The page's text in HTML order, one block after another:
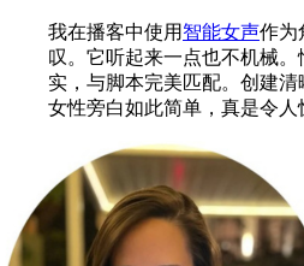
我在播客中使用智能女声作为
叹。它听起来一点也不机械
实，与脚本完美匹配。创建
女性旁白如此简单，真是令人